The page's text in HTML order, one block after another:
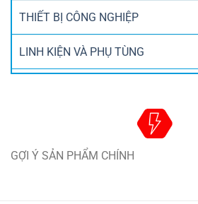
THIẾT BỊ CÔNG NGHIỆP
LINH KIỆN VÀ PHỤ TÙNG
GỢI Ý SẢN PHẨM CHÍNH